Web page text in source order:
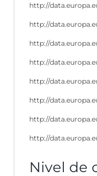
http://
http://
http://
http://
http://
http://
http://
http://
Nivel de